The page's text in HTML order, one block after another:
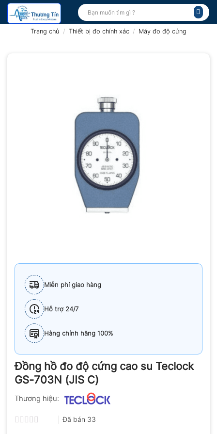
Bỏ
qua
Tìm
kiếm:
Trang chủ / Thiết bị đo chính xác / Máy đo độ cứng
Miễn phí giao hàng
Hỗ trợ 24/7
Hàng chính hãng 100%
Đồng hồ đo độ cứng cao su Teclock
GS-703N (JIS C)
Thương hiệu:
Đã bán 33